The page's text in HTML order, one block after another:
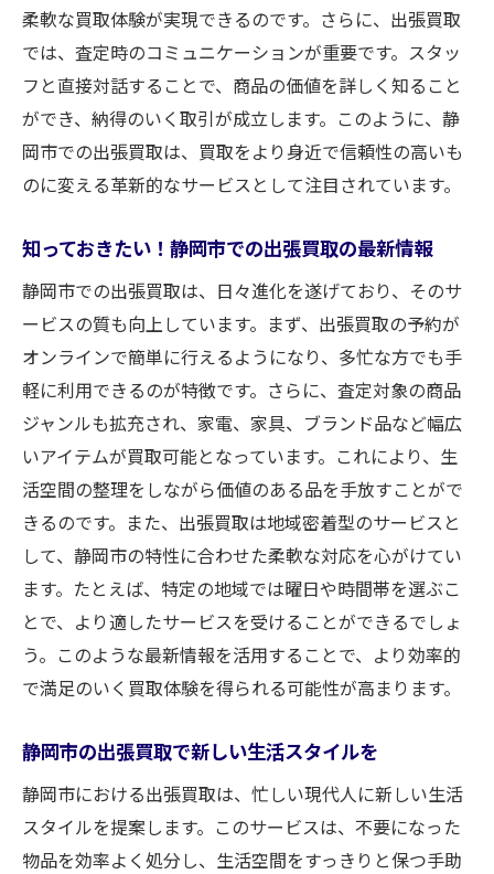
柔軟な買取体験が実現できるのです。さらに、出張買取
では、査定時のコミュニケーションが重要です。スタッ
フと直接対話することで、商品の価値を詳しく知ること
ができ、納得のいく取引が成立します。このように、静
岡市での出張買取は、買取をより身近で信頼性の高いも
のに変える革新的なサービスとして注目されています。
知っておきたい！静岡市での出張買取の最新情報
静岡市での出張買取は、日々進化を遂げており、そのサ
ービスの質も向上しています。まず、出張買取の予約が
オンラインで簡単に行えるようになり、多忙な方でも手
軽に利用できるのが特徴です。さらに、査定対象の商品
ジャンルも拡充され、家電、家具、ブランド品など幅広
いアイテムが買取可能となっています。これにより、生
活空間の整理をしながら価値のある品を手放すことがで
きるのです。また、出張買取は地域密着型のサービスと
して、静岡市の特性に合わせた柔軟な対応を心がけてい
ます。たとえば、特定の地域では曜日や時間帯を選ぶこ
とで、より適したサービスを受けることができるでしょ
う。このような最新情報を活用することで、より効率的
で満足のいく買取体験を得られる可能性が高まります。
静岡市の出張買取で新しい生活スタイルを
静岡市における出張買取は、忙しい現代人に新しい生活
スタイルを提案します。このサービスは、不要になった
物品を効率よく処分し、生活空間をすっきりと保つ手助